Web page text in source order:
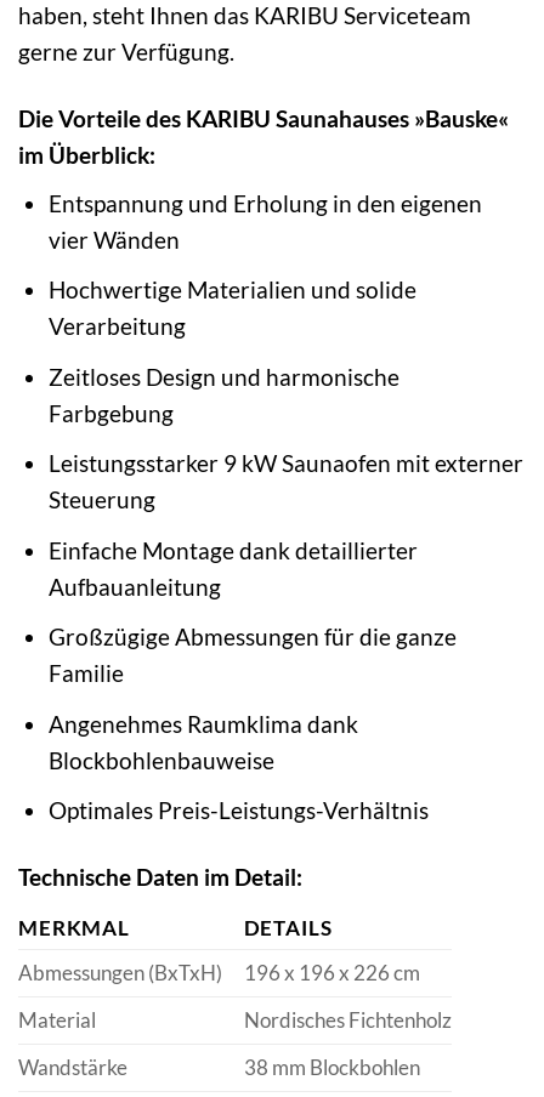
haben, steht Ihnen das KARIBU Serviceteam
gerne zur Verfügung.
Die Vorteile des KARIBU Saunahauses »Bauske«
im Überblick:
Entspannung und Erholung in den eigenen
vier Wänden
Hochwertige Materialien und solide
Verarbeitung
Zeitloses Design und harmonische
Farbgebung
Leistungsstarker 9 kW Saunaofen mit externer
Steuerung
Einfache Montage dank detaillierter
Aufbauanleitung
Großzügige Abmessungen für die ganze
Familie
Angenehmes Raumklima dank
Blockbohlenbauweise
Optimales Preis-Leistungs-Verhältnis
Technische Daten im Detail:
MERKMAL
DETAILS
Abmessungen (BxTxH)
196 x 196 x 226 cm
Material
Nordisches Fichtenholz
Wandstärke
38 mm Blockbohlen